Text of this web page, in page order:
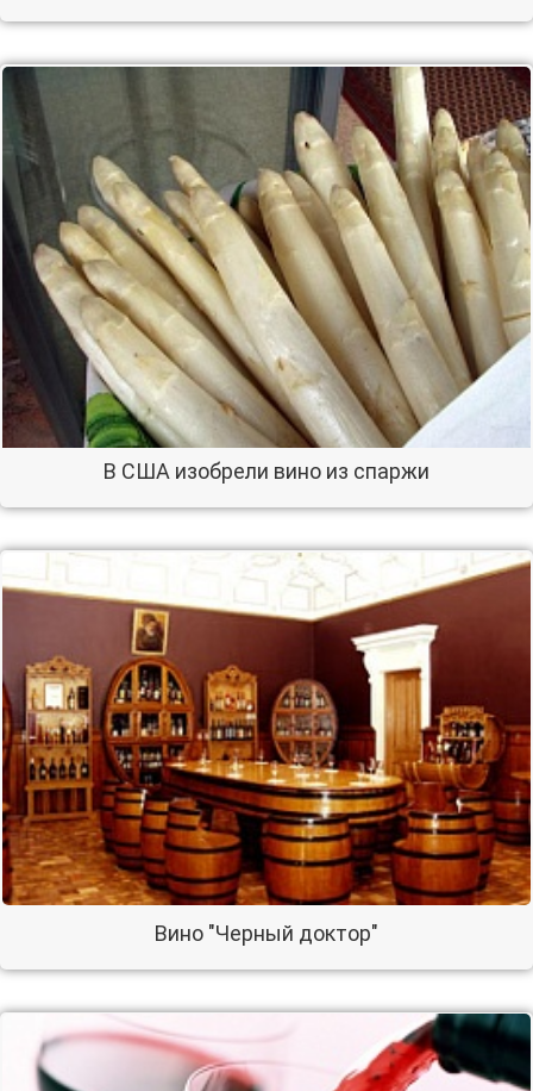
В США изобрели вино из спаржи
Вино "Черный доктор"